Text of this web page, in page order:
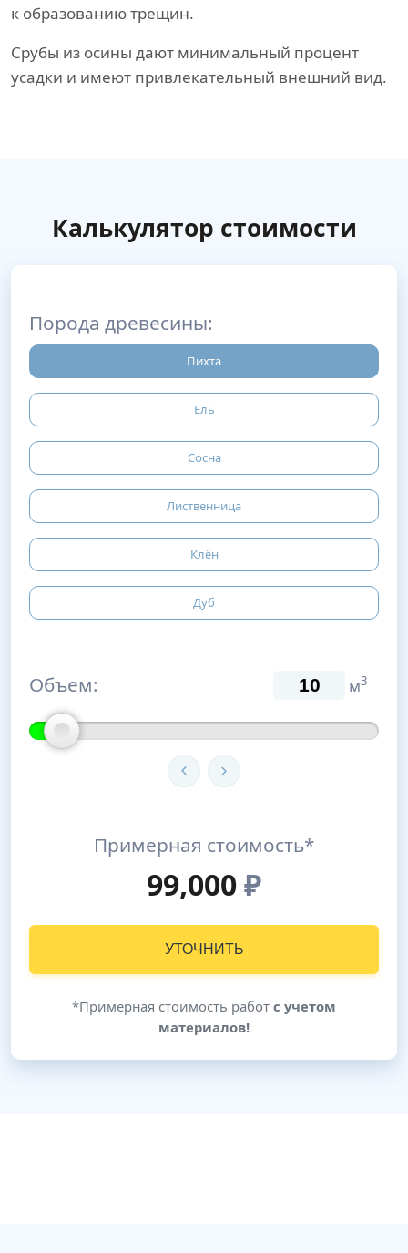
к образованию трещин.
Срубы из осины дают минимальный процент
усадки и имеют привлекательный внешний вид.
Калькулятор стоимости
Порода древесины:
Пихта
Ель
Сосна
Лиственница
Клён
Дуб
Объем: м3
Примерная стоимость*
99,000₽
УТОЧНИТЬ
*Примерная стоимость работ с учетом
материалов!